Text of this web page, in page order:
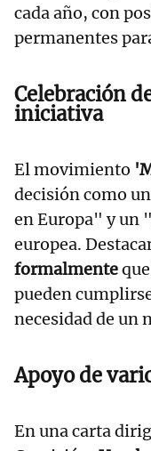
cada año, con
permanentes
Celebración
iniciativa
El movimiento
decisión como
en Europa" y un
europea.
formalmente
pueden
necesidad de un
Apoyo de
En una carta